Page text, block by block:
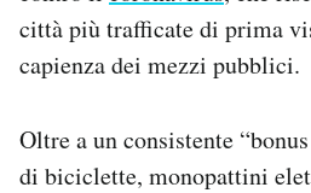
Regala il Post
Hai bisogno di aiuto?
città più trafficate di prima
capienza dei mezzi pubblici.
Oltre a un consistente
di biciclette, monopattini